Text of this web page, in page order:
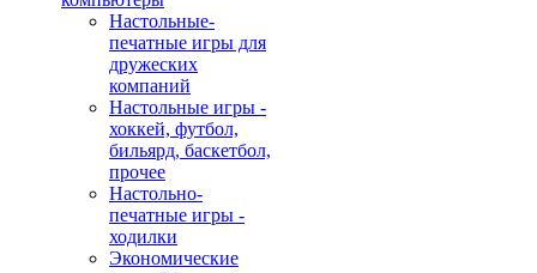
Настольные-
печатные игры для
дружеских
компаний
Настольные игры -
хоккей, футбол,
бильярд, баскетбол,
прочее
Настольно-
печатные игры -
ходилки
Экономические